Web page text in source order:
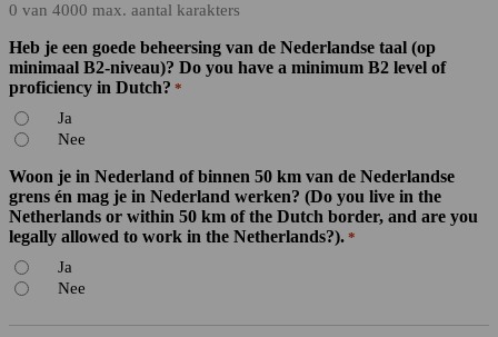
0 van 4000 max. aantal karakters
Heb je een goede beheersing van de Nederlandse taal (op
minimaal B2-niveau)? Do you have a minimum B2 level of
proficiency in Dutch? *
Ja
Nee
Woon je in Nederland of binnen 50 km van de Nederlandse
grens én mag je in Nederland werken? (Do you live in the
Netherlands or within 50 km of the Dutch border, and are you
legally allowed to work in the Netherlands?). *
Ja
Nee